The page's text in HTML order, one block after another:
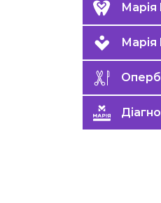
Марія
Марія